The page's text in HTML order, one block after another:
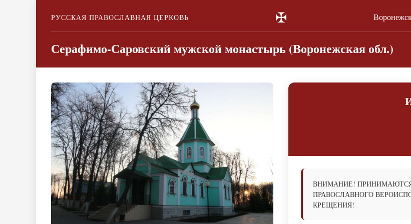
РУССКАЯ ПРАВОСЛАВНАЯ ЦЕРКОВЬ ✠
Серафимо-Саровский мужской монастырь (Воронежская обл.)
ВНИМАНИЕ!
ПРАВОСЛАВНОГО
КРЕЩЕНИЯ!